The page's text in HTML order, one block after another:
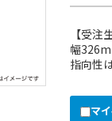
【受注
幅
指向性
マ